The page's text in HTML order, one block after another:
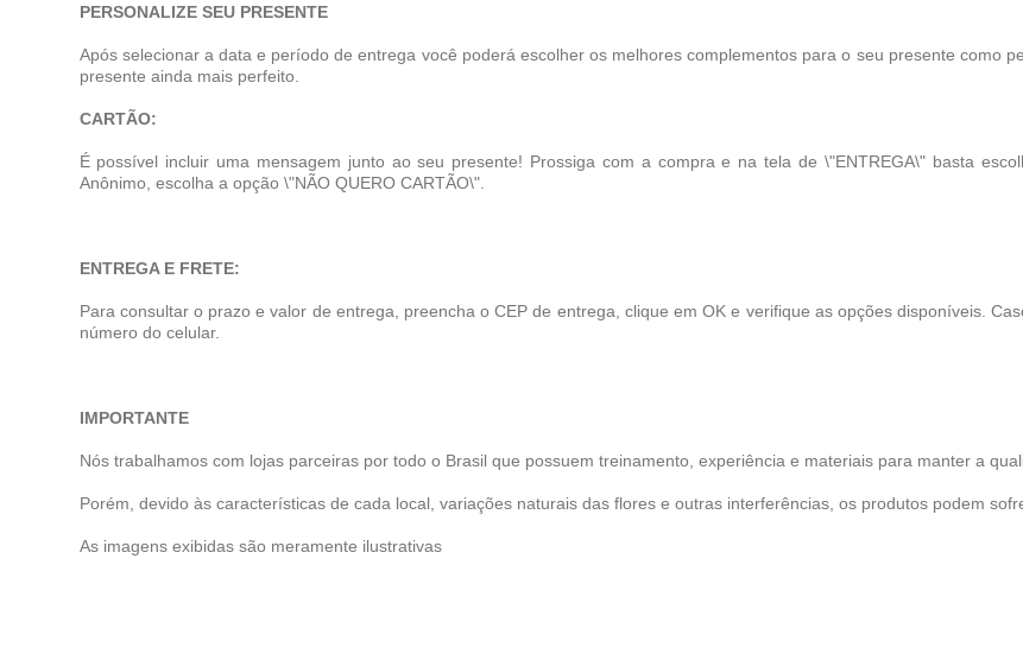
PERSONALIZE SEU PRESENTE
Após selecionar a data e período de entrega você poderá escolher os melhores complementos para o seu presente como
presente ainda mais perfeito.
CARTÃO:
É possível incluir uma mensagem junto ao seu presente! Prossiga com a compra e na tela de \"ENTREGA\" basta
Anônimo, escolha a opção \"NÃO QUERO CARTÃO\".
ENTREGA E FRETE:
Para consultar o prazo e valor de entrega, preencha o CEP de entrega, clique em OK e verifique as opções disponíveis.
número do celular.
IMPORTANTE
Nós trabalhamos com lojas parceiras por todo o Brasil que possuem treinamento, experiência e materiais para manter a
Porém, devido às características de cada local, variações naturais das flores e outras interferências, os produtos podem
As imagens exibidas são meramente ilustrativas